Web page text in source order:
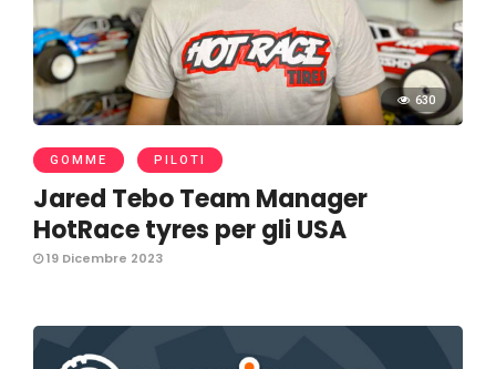
630
GOMME PILOTI
Jared Tebo Team Manager
HotRace tyres per gli USA
19 Dicembre 2023